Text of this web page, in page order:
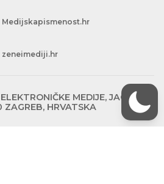
Medijskapismenost.hr
zeneimediji.hr
MEDIJE, JAGIĆEVA
ZAGREB, HRVATSKA